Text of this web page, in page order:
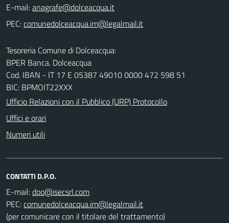
E-mail:
PEC:
Tesoreria Comune di Dolceacqua:
BPER Banca. Dolceacqua
Cod. IBAN - IT 17 E 05387 49010 0000 472 598 51
BIC: BPMOIT22XXX
Ufficio Relazioni con il Pubblico (URP) Protocollo
Uffici e orari
Numeri utili
CONTATTI D.P.O.
E-mail:
PEC:
(per comunicare con il titolare del trattamento)